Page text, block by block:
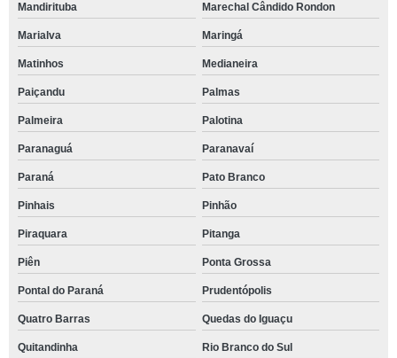
Mandirituba Marechal Cândido Rondon
Marialva Maringá
Matinhos Medianeira
Paiçandu Palmas
Palmeira Palotina
Paranaguá Paranavaí
Paraná Pato Branco
Pinhais Pinhão
Piraquara Pitanga
Piên Ponta Grossa
Pontal do Paraná Prudentópolis
Quatro Barras Quedas do Iguaçu
Quitandinha Rio Branco do Sul